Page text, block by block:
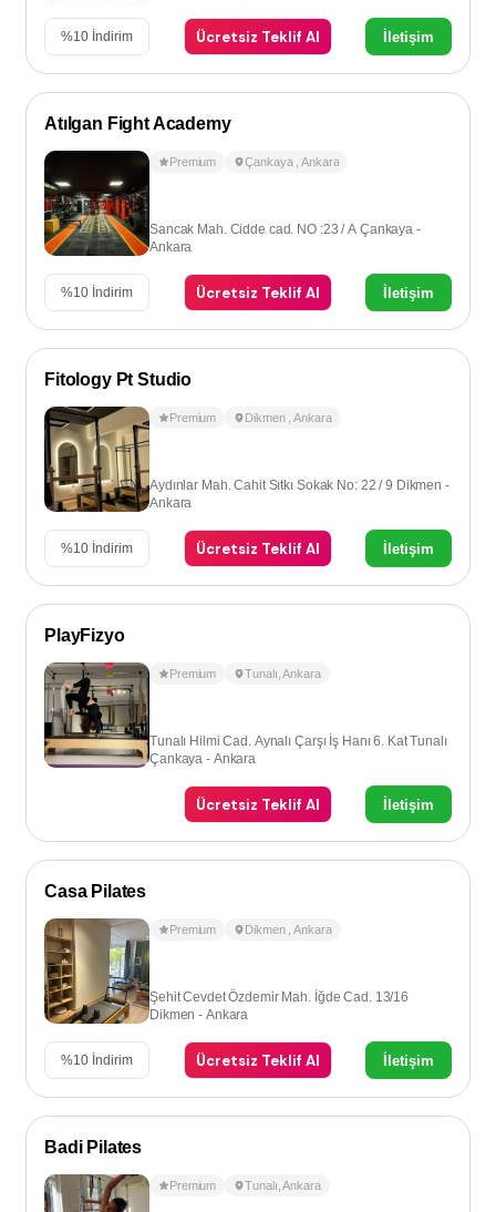
%10 İndirim Ücretsiz Teklif Al İletişim
Atılgan Fight Academy
Premium Çankaya ,Ankara
Sancak Mah. Cidde cad. NO :23 / A Çankaya -
Ankara
%10 İndirim Ücretsiz Teklif Al İletişim
Fitology Pt Studio
Premium Dikmen ,Ankara
Aydınlar Mah. Cahit Sıtkı Sokak No: 22 / 9 Dikmen -
Ankara
%10 İndirim Ücretsiz Teklif Al İletişim
PlayFizyo
Premium Tunalı ,Ankara
Tunalı Hilmi Cad. Aynalı Çarşı İş Hanı 6. Kat Tunalı
Çankaya - Ankara
Ücretsiz Teklif Al İletişim
Casa Pilates
Premium Dikmen ,Ankara
Şehit Cevdet Özdemir Mah. İğde Cad. 13/16
Dikmen - Ankara
%10 İndirim Ücretsiz Teklif Al İletişim
Badi Pilates
Premium Tunalı ,Ankara